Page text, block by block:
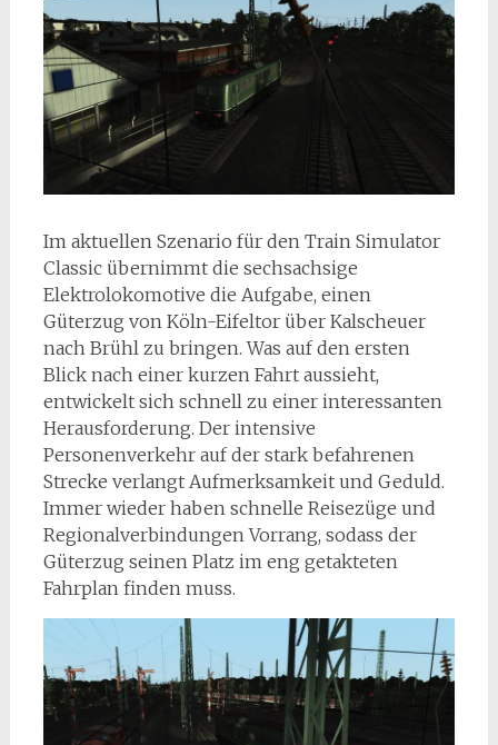
Im aktuellen Szenario für den Train Simulator
Classic übernimmt die sechsachsige
Elektrolokomotive die Aufgabe, einen
Güterzug von Köln-Eifeltor über Kalscheuer
nach Brühl zu bringen. Was auf den ersten
Blick nach einer kurzen Fahrt aussieht,
entwickelt sich schnell zu einer interessanten
Herausforderung. Der intensive
Personenverkehr auf der stark befahrenen
Strecke verlangt Aufmerksamkeit und Geduld.
Immer wieder haben schnelle Reisezüge und
Regionalverbindungen Vorrang, sodass der
Güterzug seinen Platz im eng getakteten
Fahrplan finden muss.